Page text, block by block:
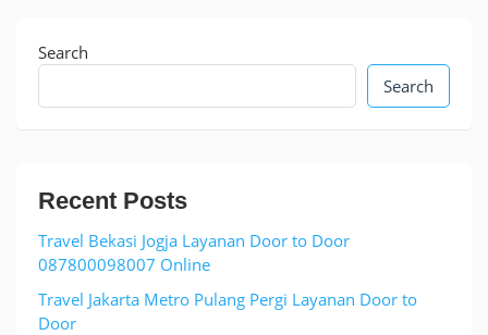
Search
Search
Recent Posts
Travel Bekasi Jogja Layanan Door to Door
087800098007 Online
Travel Jakarta Metro Pulang Pergi Layanan Door to
Door